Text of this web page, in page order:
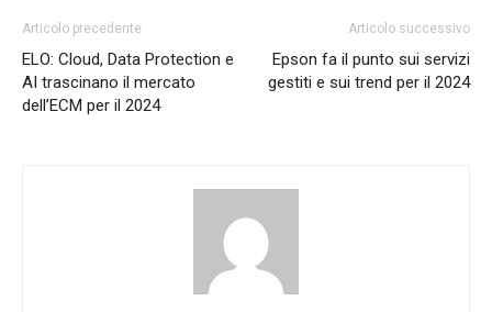
Articolo precedente
ELO: Cloud, Data Protection e
AI trascinano il mercato
dell’ECM per il 2024
Articolo successivo
Epson fa il punto sui servizi
gestiti e sui trend per il 2024